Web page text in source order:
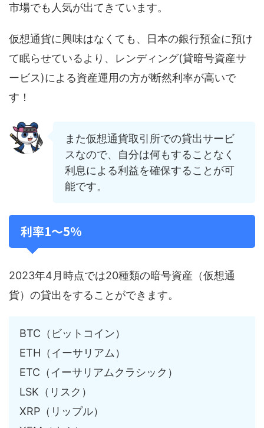
市場でも人気が出てきています。
仮想通貨に興味はなくても、日本の銀行預金に預け
て眠らせているより、レンディング(貸暗号資産サ
ービス)による資産運用の方が断然利率が高いで
す！
また仮想通貨取引所での貸出サービ
スなので、自分は何もすることなく
利息による利益を確保することが可
能です。
利率1～5%
2023年4月時点では20種類の暗号資産（仮想通
貨）の貸出をすることができます。
BTC（ビットコイン）
ETH（イーサリアム）
ETC（イーサリアムクラシック）
LSK（リスク）
XRP（リップル）